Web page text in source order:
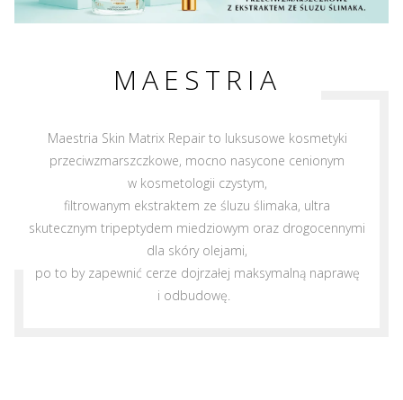
MAESTRIA
Maestria Skin Matrix Repair to luksusowe kosmetyki
przeciwzmarszczkowe, mocno nasycone cenionym
w kosmetologii czystym,
filtrowanym ekstraktem ze śluzu ślimaka, ultra
skutecznym tripeptydem miedziowym oraz drogocennymi
dla skóry olejami,
po to by zapewnić cerze dojrzałej maksymalną naprawę
i odbudowę.